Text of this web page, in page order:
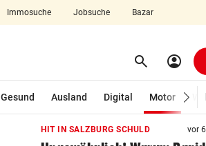
Immosuche Jobsuche Bazar
search Suchen
account_circle
Gesund Ausland Digital Motor
HIT IN SALZBURG SCHULD vor